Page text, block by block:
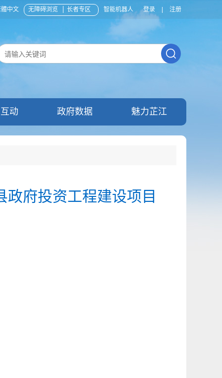
中文 无障碍浏览 长者专区 智能机器人 登录 注册
动 政府数据 魅力芷江
府投资工程建设项目